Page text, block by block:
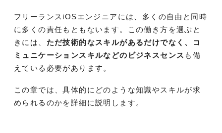
フリーランスiOSエンジニアには、多くの自由と同時
に多くの責任もともないます。この働き方を選ぶと
きには、 ただ技術的なスキルがあるだけでなく、コ
ミュニケーションスキルなどのビジネスセンス も備
えている必要があります。
この章では、具体的にどのような知識やスキルが求
められるのかを詳細に説明します。